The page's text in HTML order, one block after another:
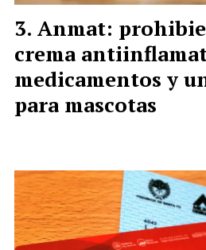
Anmat:
crema
medicamentos y
para mascotas